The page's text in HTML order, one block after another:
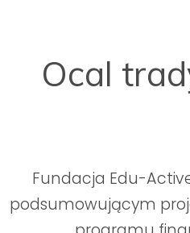
Ocal
Fundacja Edu-
podsumowującym